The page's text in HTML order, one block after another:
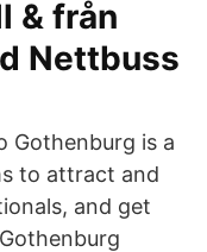
& från
Nettbuss
Gothenburg is a
to attract and
and get